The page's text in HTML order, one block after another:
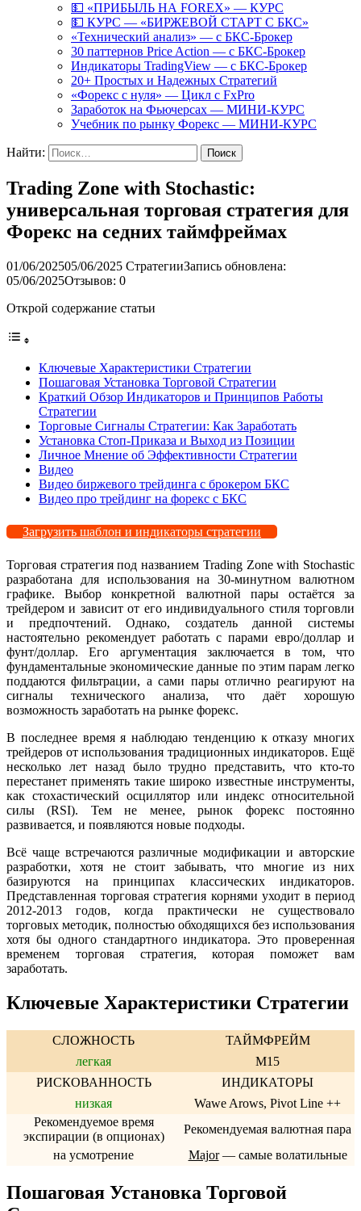
💵 «ПРИБЫЛЬ НА FOREX» — КУРС
💵 КУРС — «БИРЖЕВОЙ СТАРТ С БКС»
«Технический анализ» — с БКС-Брокер
30 паттернов Price Action — с БКС-Брокер
Индикаторы TradingView — с БКС-Брокер
20+ Простых и Надежных Стратегий
«Форекс с нуля» — Цикл с FxPro
Заработок на Фьючерсах — МИНИ-КУРС
Учебник по рынку Форекс — МИНИ-КУРС
Найти:
Trading Zone with Stochastic:
универсальная торговая стратегия для
Форекс на седних таймфреймах
01/06/202505/06/2025 СтратегииЗапись обновлена:
05/06/2025Отзывов: 0
Открой содержание статьи
Ключевые Характеристики Стратегии
Пошаговая Установка Торговой Стратегии
Краткий Обзор Индикаторов и Принципов Работы
Стратегии
Торговые Сигналы Стратегии: Как Заработать
Установка Стоп-Приказа и Выход из Позиции
Личное Мнение об Эффективности Стратегии
Видео
Видео биржевого трейдинга с брокером БКС
Видео про трейдинг на форекс с БКС
Загрузить шаблон и индикаторы стратегии
Торговая стратегия под названием Trading Zone with Stochastic
разработана для использования на 30-минутном валютном
графике. Выбор конкретной валютной пары остаётся за
трейдером и зависит от его индивидуального стиля торговли
и предпочтений. Однако, создатель данной системы
настоятельно рекомендует работать с парами евро/доллар и
фунт/доллар. Его аргументация заключается в том, что
фундаментальные экономические данные по этим парам легко
поддаются фильтрации, а сами пары отлично реагируют на
сигналы технического анализа, что даёт хорошую
возможность заработать на рынке форекс.
В последнее время я наблюдаю тенденцию к отказу многих
трейдеров от использования традиционных индикаторов. Ещё
несколько лет назад было трудно представить, что кто-то
перестанет применять такие широко известные инструменты,
как стохастический осциллятор или индекс относительной
силы (RSI). Тем не менее, рынок форекс постоянно
развивается, и появляются новые подходы.
Всё чаще встречаются различные модификации и авторские
разработки, хотя не стоит забывать, что многие из них
базируются на принципах классических индикаторов.
Представленная торговая стратегия корнями уходит в период
2012-2013 годов, когда практически не существовало
торговых методик, полностью обходящихся без использования
хотя бы одного стандартного индикатора. Это проверенная
временем торговая стратегия, которая поможет вам
заработать.
Ключевые Характеристики Стратегии
СЛОЖНОСТЬ
ТАЙМФРЕЙМ
легкая
M15
РИСКОВАННОСТЬ
ИНДИКАТОРЫ
низкая
Wawe Arows, Pivot Line ++
Рекомендуемое время
экспирации (в опционах)
Рекомендуемая валютная пара
на усмотрение
Major— самые волатильные
Пошаговая Установка Торговой